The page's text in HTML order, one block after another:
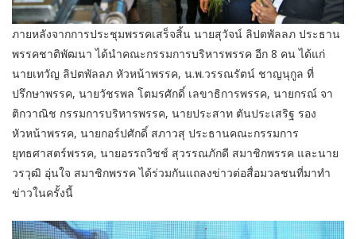
ภายหลังจากการประชุมพรรคเสร็จสิ้น นายสุวัจน์ ลิปตพัลลภ ประธาน
พรรคชาติพัฒนา ได้นำคณะกรรมการบริหารพรรค อีก 8 คน ได้แก่
นายเทวัญ ลิปตพัลลภ หัวหน้าพรรค, น.พ.วรรณรัตน์ ชาญนุกูล ที่
ปรึกษาพรรค, นายวัชรพล โตมรศักดิ์ เลขาธิการพรรค, นายกรณ์ จา
ติกวาณิช กรรมการบริหารพรรค, นายประสาท ตันประเสริฐ รอง
หัวหน้าพรรค, นายกอร์ปศักดิ์ สภาวสุ ประธานคณะกรรมการ
ยุทธศาสตร์พรรค, นายอรรถวิชช์ สุวรรณภักดี สมาชิกพรรค และนาย
วรวุฒิ อุ่นใจ สมาชิกพรรค ได้ร่วมกันแถลงข่าวต่อสื่อมวลชนที่มาทำ
ข่าวในครั้งนี้